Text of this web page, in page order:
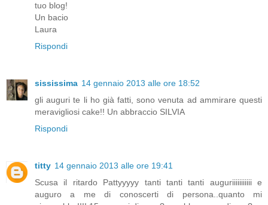
tuo blog!
Un bacio
Laura
Rispondi
sississima 14 gennaio 2013 alle ore 18:52
gli auguri te li ho già fatti, sono venuta ad ammirare questi
meravigliosi cake!! Un abbraccio SILVIA
Rispondi
titty 14 gennaio 2013 alle ore 19:41
Scusa il ritardo Pattyyyyy tanti tanti tanti auguriiiiiiiiiii e
auguro a me di conoscerti di persona..quanto mi